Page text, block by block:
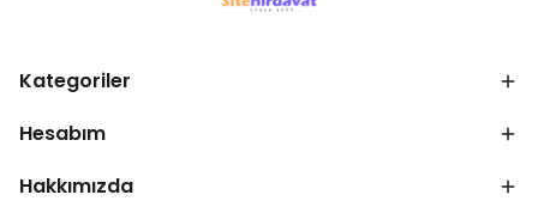
Kategoriler
Hesabım
Hakkımızda